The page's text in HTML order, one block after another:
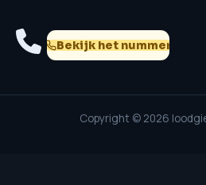
Bekijk het nummer
Copyright © 2026